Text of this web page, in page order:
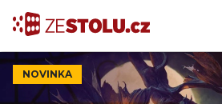
NOVINKA